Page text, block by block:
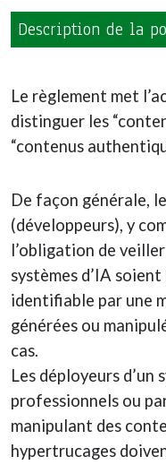
Description de la
Le règlement met
distinguer les
“contenus
De façon générale,
(développeurs), y
l’obligation de
systèmes d’IA
identifiable par une
générées ou
cas.
Les déployeurs d’un
professionnels ou
manipulant des
hypertrucages